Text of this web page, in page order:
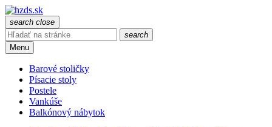
search close
search
Menu
Barové stoličky
Písacie stoly
Postele
Vankúše
Balkónový nábytok